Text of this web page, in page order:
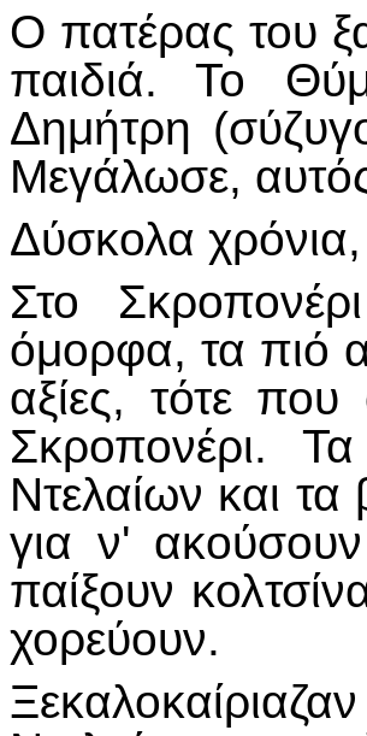
Ο πατέρας του
παιδιά. Το
Δημήτρη
Μεγάλωσε,
Δύσκολα
Στο
όμορφα, τα πιό
αξίες, τότε που
Σκροπονέρι.
Ντελαίων και
για ν' ακούσουν
παίξουν
χορεύουν.